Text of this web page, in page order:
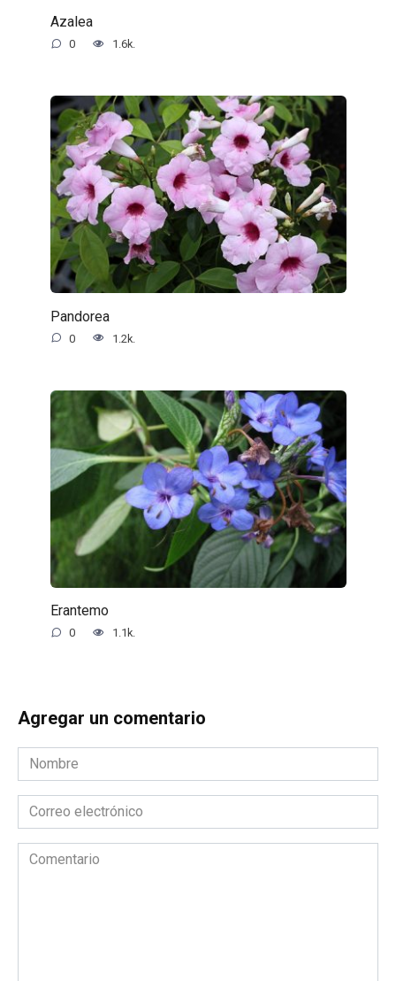
Azalea
0 1.6k.
Pandorea
0 1.2k.
Erantemo
0 1.1k.
Agregar un comentario
Nombre
*
Correo
electrónico
*Comentario